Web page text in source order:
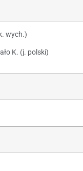
wych.)
K. (j. polski)